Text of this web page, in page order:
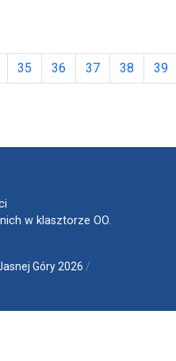
35 36 37 38 39
Góry 2026 /
w klasztorze OO.